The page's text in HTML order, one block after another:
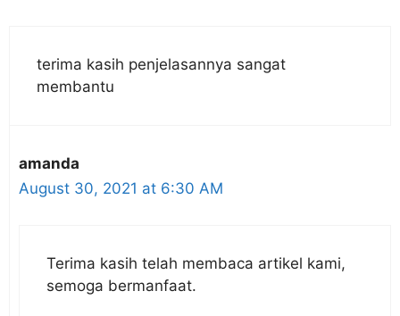
terima kasih penjelasannya sangat
membantu
amanda
August 30, 2021 at 6:30 AM
Terima kasih telah membaca artikel kami,
semoga bermanfaat.